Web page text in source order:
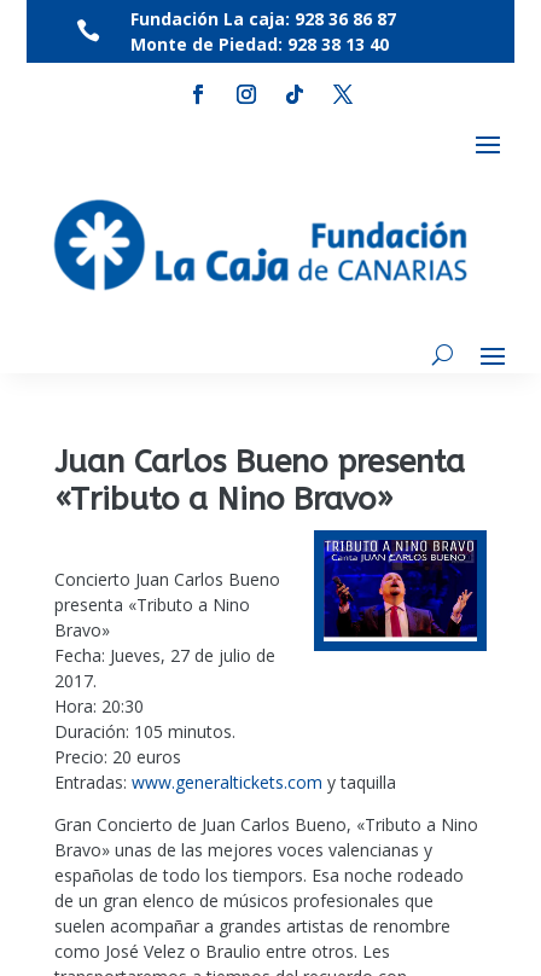
 Fundación La caja: 928 36 86 87
Monte de Piedad: 928 38 13 40
Juan Carlos Bueno presenta
«Tributo a Nino Bravo»
Concierto Juan Carlos Bueno
presenta «Tributo a Nino
Bravo»
Fecha: Jueves, 27 de julio de
2017.
Hora: 20:30
Duración: 105 minutos.
Precio: 20 euros
Entradas: www.generaltickets.com y taquilla
Gran Concierto de Juan Carlos Bueno, «Tributo a Nino
Bravo» unas de las mejores voces valencianas y
españolas de todo los tiempors. Esa noche rodeado
de un gran elenco de músicos profesionales que
suelen acompañar a grandes artistas de renombre
como José Velez o Braulio entre otros. Les